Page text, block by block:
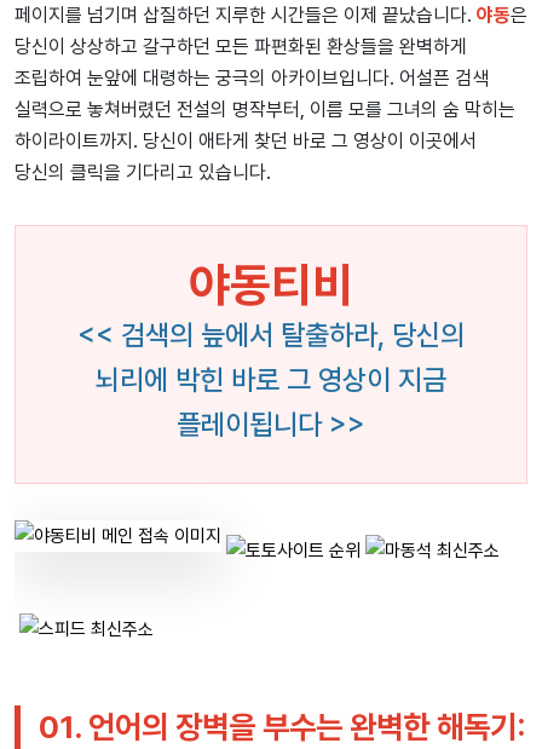
페이지를 넘기며 삽질하던 지루한 시간들은 이제 끝났습니다. 야동은
당신이 상상하고 갈구하던 모든 파편화된 환상들을 완벽하게
조립하여 눈앞에 대령하는 궁극의 아카이브입니다. 어설픈 검색
실력으로 놓쳐버렸던 전설의 명작부터, 이름 모를 그녀의 숨 막히는
하이라이트까지. 당신이 애타게 찾던 바로 그 영상이 이곳에서
당신의 클릭을 기다리고 있습니다.
야동티비
<< 검색의 늪에서 탈출하라, 당신의
뇌리에 박힌 바로 그 영상이 지금
플레이됩니다 >>
01. 언어의 장벽을 부수는 완벽한 해독기: